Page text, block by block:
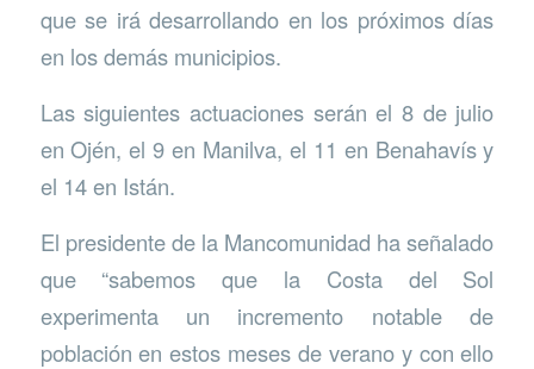
que se irá desarrollando en los próximos días
en los demás municipios.
Las siguientes actuaciones serán el 8 de julio
en Ojén, el 9 en Manilva, el 11 en Benahavís y
el 14 en Istán.
El presidente de la Mancomunidad ha señalado
que “sabemos que la Costa del Sol
experimenta un incremento notable de
población en estos meses de verano y con ello